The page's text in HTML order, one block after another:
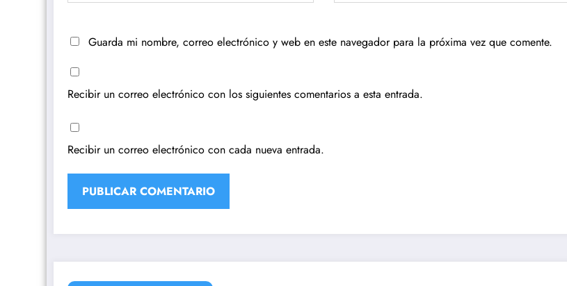
Guarda mi nombre, correo electrónico y web en este navegador para la próxima vez que comente.
Recibir un correo electrónico con los siguientes comentarios a esta entrada.
Recibir un correo electrónico con cada nueva entrada.